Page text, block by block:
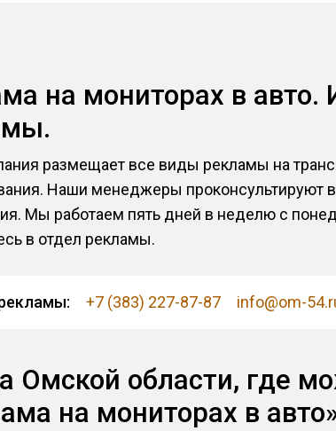
на мониторах в
размещает все виды рекламы на
Наши менеджеры проконсультируют
Мы работаем пять дней в неделю с
в отдел рекламы.
+7 (383) 227-87-87 info@om-
Омской области, где
на мониторах в